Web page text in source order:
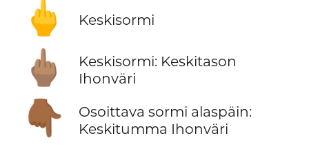
🖕 Keskisormi
🖕🏽
Keskisormi: Keskitason
Ihonväri
👇🏾
Osoittava sormi alaspäin:
Keskitumma Ihonväri